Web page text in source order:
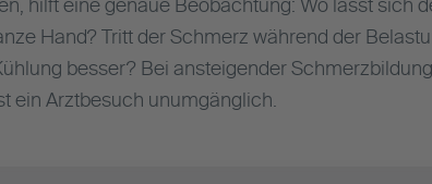
hilft eine genaue Beobachtung: Wo lässt sich
Hand? Tritt der Schmerz während der
besser? Bei ansteigender
ein Arztbesuch unumgänglich.